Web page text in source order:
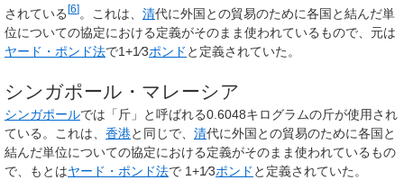
されている [6] 。これは、 清代に外国との貿易のために各国と結んだ単
位についての協定における定義がそのまま使われているもので、元は
ヤード・ポンド法で1+1⁄3ポンド と定義されていた。
シンガポール・マレーシア
シンガポールでは「斤」と呼ばれる0.6048キログラムの斤が使用され
ている。これは、 香港と同じで、 清代に外国との貿易のために各国と
結んだ単位についての協定における定義がそのまま使われているもの
で、もとはヤード・ポンド法で 1+1⁄3ポンド と定義されていた。